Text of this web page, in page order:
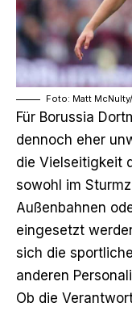
Foto: Matt
Für Borussia
dennoch eher
die Vielseitigkeit
sowohl im
Außenbahnen
eingesetzt
sich die
anderen
Ob die